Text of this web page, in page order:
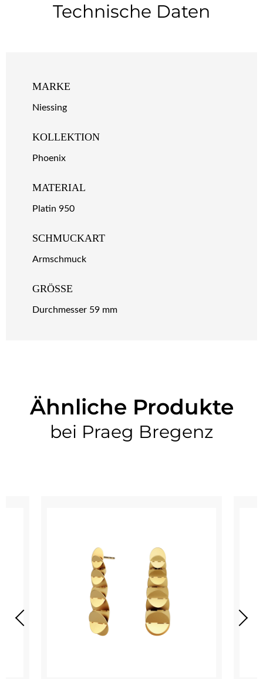
Technische Daten
MARKE
Niessing
KOLLEKTION
Phoenix
MATERIAL
Platin 950
SCHMUCKART
Armschmuck
GRÖSSE
Durchmesser 59 mm
Ähnliche Produkte
bei Praeg Bregenz